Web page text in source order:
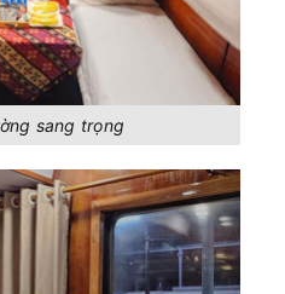
sang trọng